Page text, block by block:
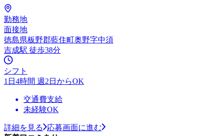
勤務地
面接地
徳島県板野郡藍住町奥野字中須
吉成駅 徒歩38分
シフト
1日4時間 週2日からOK
交通費支給
未経験OK
詳細を見る
応募画面に進む